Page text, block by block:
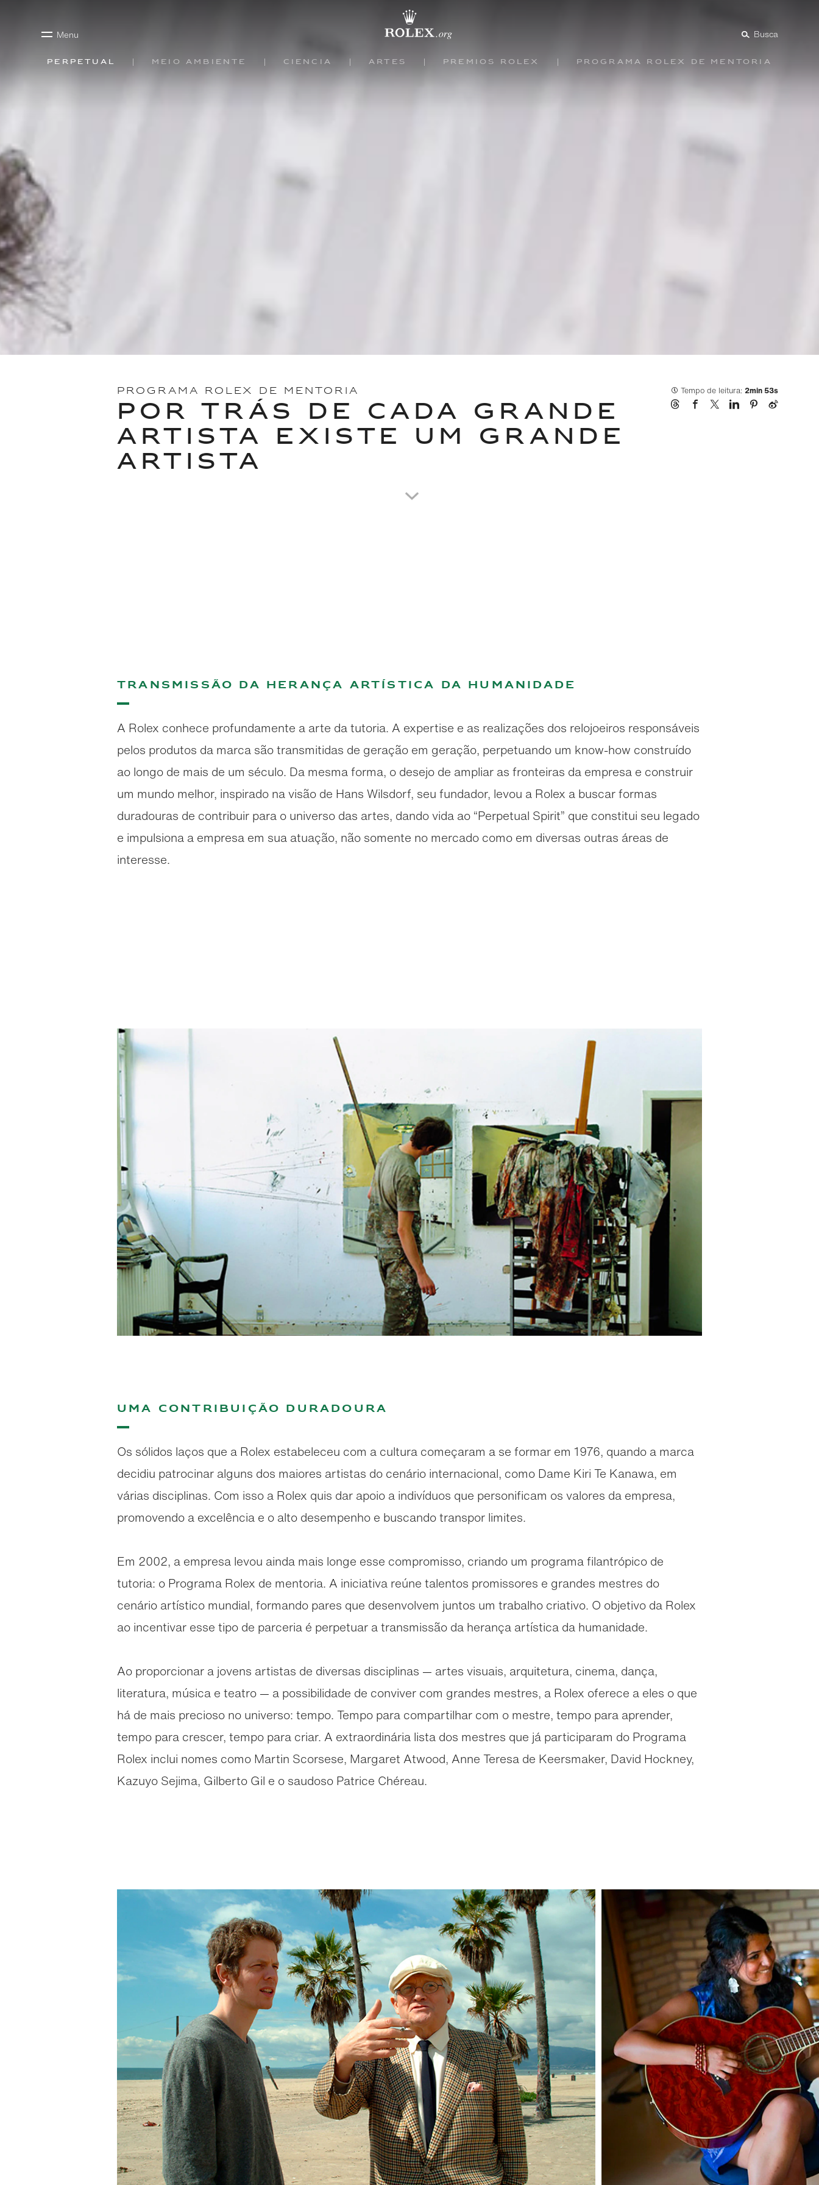
Menu Busca
Perpetual Meio ambiente Ciência Artes Prêmios Rolex Programa Rolex de mentoria
PROGRAMA ROLEX DE MENTORIA
POR TRÁS DE CADA GRANDE
ARTISTA EXISTE UM GRANDE
ARTISTA
Tempo de leitura: 2min 53s
Transmissão da herança artística da humanidade
A Rolex conhece profundamente a arte da tutoria. A expertise e as realizações dos relojoeiros responsáveis
pelos produtos da marca são transmitidas de geração em geração, perpetuando um know-how construído
ao longo de mais de um século. Da mesma forma, o desejo de ampliar as fronteiras da empresa e construir
um mundo melhor, inspirado na visão de Hans Wilsdorf, seu fundador, levou a Rolex a buscar formas
duradouras de contribuir para o universo das artes, dando vida ao “Perpetual Spirit” que constitui seu legado
e impulsiona a empresa em sua atuação, não somente no mercado como em diversas outras áreas de
interesse.
Uma contribuição duradoura
Os sólidos laços que a Rolex estabeleceu com a cultura começaram a se formar em 1976, quando a marca
decidiu patrocinar alguns dos maiores artistas do cenário internacional, como Dame Kiri Te Kanawa, em
várias disciplinas. Com isso a Rolex quis dar apoio a indivíduos que personificam os valores da empresa,
promovendo a excelência e o alto desempenho e buscando transpor limites.
Em 2002, a empresa levou ainda mais longe esse compromisso, criando um programa filantrópico de
tutoria: o Programa Rolex de mentoria. A iniciativa reúne talentos promissores e grandes mestres do
cenário artístico mundial, formando pares que desenvolvem juntos um trabalho criativo. O objetivo da Rolex
ao incentivar esse tipo de parceria é perpetuar a transmissão da herança artística da humanidade.
Ao proporcionar a jovens artistas de diversas disciplinas — artes visuais, arquitetura, cinema, dança,
literatura, música e teatro — a possibilidade de conviver com grandes mestres, a Rolex oferece a eles o que
há de mais precioso no universo: tempo. Tempo para compartilhar com o mestre, tempo para aprender,
tempo para crescer, tempo para criar. A extraordinária lista dos mestres que já participaram do Programa
Rolex inclui nomes como Martin Scorsese, Margaret Atwood, Anne Teresa de Keersmaker, David Hockney,
Kazuyo Sejima, Gilberto Gil e o saudoso Patrice Chéreau.